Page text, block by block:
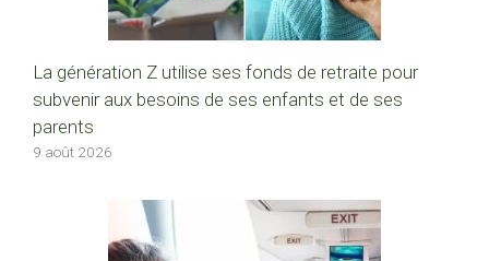
La génération Z utilise ses fonds de retraite pour
subvenir aux besoins de ses enfants et de ses
parents
9 août 2026